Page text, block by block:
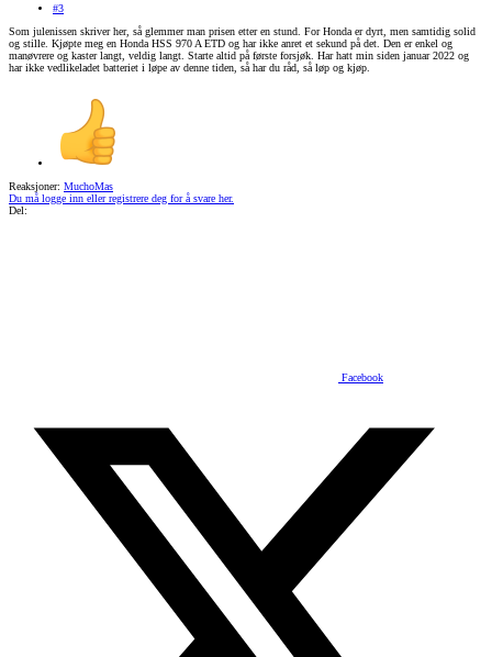
#3
Som julenissen skriver her, så glemmer man prisen etter en stund. For Honda er dyrt, men samtidig solid
og stille. Kjøpte meg en Honda HSS 970 A ETD og har ikke anret et sekund på det. Den er enkel og
manøvrere og kaster langt, veldig langt. Starte altid på første forsjøk. Har hatt min siden januar 2022 og
har ikke vedlikeladet batteriet i løpe av denne tiden, så har du råd, så løp og kjøp.
Reaksjoner: MuchoMas
Du må logge inn eller registrere deg for å svare her.
Del:
Facebook